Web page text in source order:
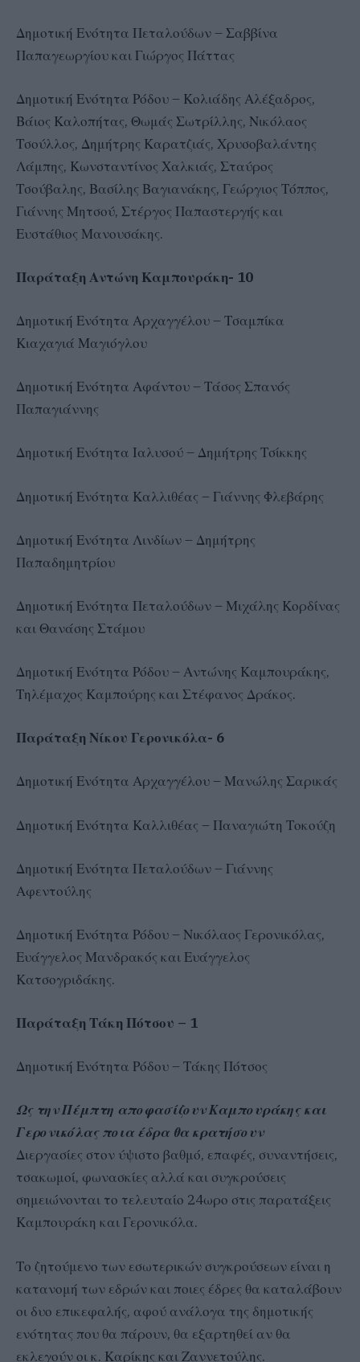
Δημοτική Ενότητα Πεταλούδων – Σαββίνα
Παπαγεωργίου και Γιώργος Πάττας
Δημοτική Ενότητα Ρόδου – Κολιάδης Αλέξαδρος,
Βάιος Καλοπήτας, Θωμάς Σωτρίλλης, Νικόλαος
Τσούλλος, Δημήτρης Καρατζιάς, Χρυσοβαλάντης
Λάμπης, Κωνσταντίνος Χαλκιάς, Σταύρος
Τσούβαλης, Βασίλης Βαγιανάκης, Γεώργιος Τόππος,
Γιάννης Μητσού, Στέργος Παπαστεργής και
Ευστάθιος Μανουσάκης.
Παράταξη Αντώνη Καμπουράκη- 10
Δημοτική Ενότητα Αρχαγγέλου – Τσαμπίκα
Κιαχαγιά Μαγιόγλου
Δημοτική Ενότητα Αφάντου – Τάσος Σπανός
Παπαγιάννης
Δημοτική Ενότητα Ιαλυσού – Δημήτρης Τσίκκης
Δημοτική Ενότητα Καλλιθέας – Γιάννης Φλεβάρης
Δημοτική Ενότητα Λινδίων – Δημήτρης
Παπαδημητρίου
Δημοτική Ενότητα Πεταλούδων – Μιχάλης Κορδίνας
και Θανάσης Στάμου
Δημοτική Ενότητα Ρόδου – Αντώνης Καμπουράκης,
Τηλέμαχος Καμπούρης και Στέφανος Δράκος.
Παράταξη Νίκου Γερονικόλα- 6
Δημοτική Ενότητα Αρχαγγέλου – Μανώλης Σαρικάς
Δημοτική Ενότητα Καλλιθέας – Παναγιώτη Τοκούζη
Δημοτική Ενότητα Πεταλούδων – Γιάννης
Αφεντούλης
Δημοτική Ενότητα Ρόδου – Νικόλαος Γερονικόλας,
Ευάγγελος Μανδρακός και Ευάγγελος
Κατσογριδάκης.
Παράταξη Τάκη Πότσου – 1
Δημοτική Ενότητα Ρόδου – Τάκης Πότσος
Ως την Πέμπτη αποφασίζουν Καμπουράκης και
Γερονικόλας ποια έδρα θα κρατήσουν
Διεργασίες στον ύψιστο βαθμό, επαφές, συναντήσεις,
τσακωμοί, φωνασκίες αλλά και συγκρούσεις
σημειώνονται το τελευταίο 24ωρο στις παρατάξεις
Καμπουράκη και Γερονικόλα.
Το ζητούμενο των εσωτερικών συγκρούσεων είναι η
κατανομή των εδρών και ποιες έδρες θα καταλάβουν
οι δυο επικεφαλής, αφού ανάλογα της δημοτικής
ενότητας που θα πάρουν, θα εξαρτηθεί αν θα
εκλεγούν οι κ. Καρίκης και Ζαννετούλης.